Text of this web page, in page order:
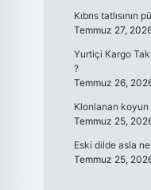
Kıbrıs tatlısının
Temmuz 27,
Yurtiçi Kargo
?
Temmuz 26,
Klonlanan
Temmuz 25,
Eski dilde asla
Temmuz 25,